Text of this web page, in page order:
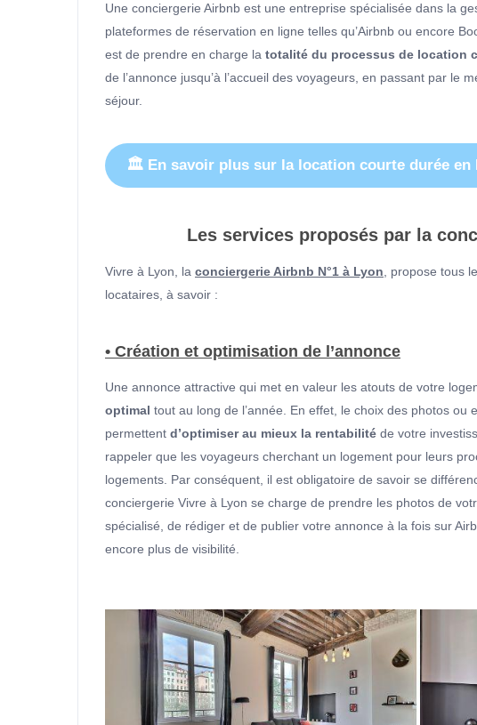
Une conciergerie Airbnb est une entreprise spécialisée dans la
plateformes de réservation en ligne telles qu’Airbnb ou encore
est de prendre en charge la totalité du processus de location
de l’annonce jusqu’à l’accueil des voyageurs, en passant par le
séjour.
🏛 En savoir plus sur la location courte durée en
Les services proposés par la
Vivre à Lyon, la conciergerie Airbnb N°1 à Lyon, propose tous
locataires, à savoir :
• Création et optimisation de l’annonce
Une annonce attractive qui met en valeur les atouts de votre
optimal tout au long de l’année. En effet, le choix des photos
permettent d’optimiser au mieux la rentabilité de votre
rappeler que les voyageurs cherchant un logement pour leurs
logements. Par conséquent, il est obligatoire de savoir se
conciergerie Vivre à Lyon se charge de prendre les photos de
spécialisé, de rédiger et de publier votre annonce à la fois sur
encore plus de visibilité.